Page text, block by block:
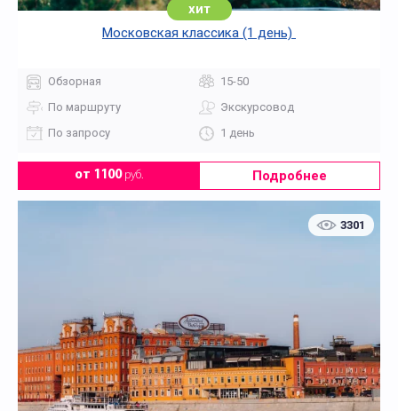
хит
Московская классика (1 день)
Обзорная
15-50
По маршруту
Экскурсовод
По запросу
1 день
от 1100руб. Подробнее
3301